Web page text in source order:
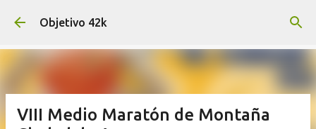
Ir al contenido principal
Objetivo 42k
VIII Medio Maratón de Montaña